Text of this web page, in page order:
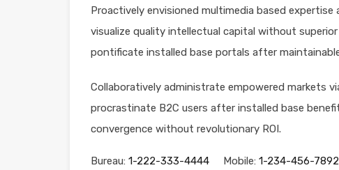
Proactively envisioned multimedia based
visualize quality intellectual capital without
pontificate installed base portals after
Collaboratively administrate empowered markets
procrastinate B2C users after installed base
convergence without revolutionary ROI.
Bureau: 1-222-333-4444 Mobile: 1-234-456-7892